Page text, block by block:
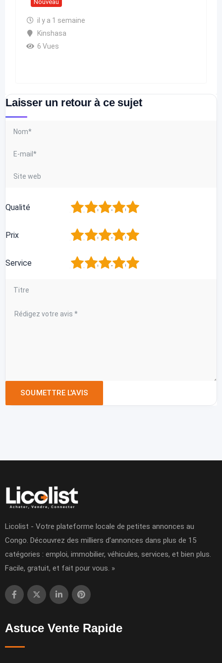
Nouveau
il y a 1 semaine
Kinshasa
6 Vues
Laisser un retour à ce sujet
Qualité 5
4
3
2
Prix 5
4
3
2
Service 5
4
3
2
Licolist - Votre plateforme locale de petites annonces au
Congo. Découvrez des milliers d’annonces dans plus de 15
catégories : emploi, immobilier, véhicules, services, et bien plus.
Facile, gratuit, et fait pour vous. »
Astuce Vente Rapide